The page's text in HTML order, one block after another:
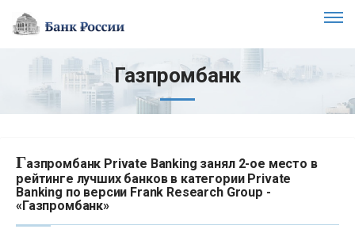
Газпромбанк
Газпромбанк Private Banking занял 2-ое место в
рейтинге лучших банков в категории Private
Banking по версии Frank Research Group -
«Газпромбанк»